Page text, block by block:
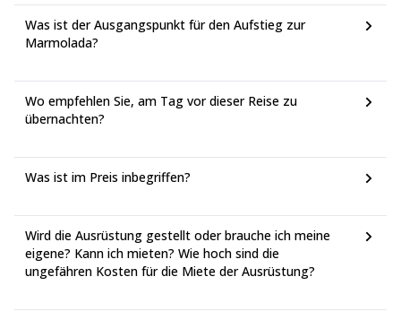
Was ist der Ausgangspunkt für den Aufstieg zur
Marmolada?
Wo empfehlen Sie, am Tag vor dieser Reise zu
übernachten?
Was ist im Preis inbegriffen?
Wird die Ausrüstung gestellt oder brauche ich meine
eigene? Kann ich mieten? Wie hoch sind die
ungefähren Kosten für die Miete der Ausrüstung?